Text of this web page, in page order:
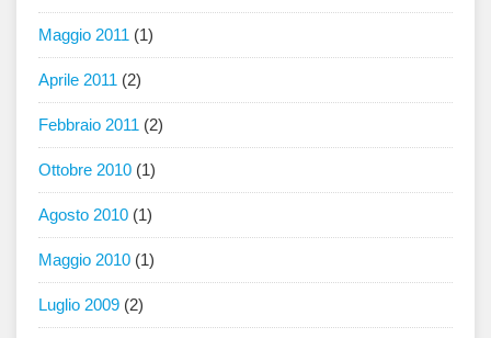
Maggio 2011 (1)
Aprile 2011 (2)
Febbraio 2011 (2)
Ottobre 2010 (1)
Agosto 2010 (1)
Maggio 2010 (1)
Luglio 2009 (2)